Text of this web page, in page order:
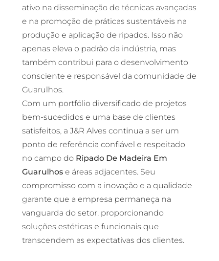
ativo na disseminação de técnicas avançadas
e na promoção de práticas sustentáveis na
produção e aplicação de ripados. Isso não
apenas eleva o padrão da indústria, mas
também contribui para o desenvolvimento
consciente e responsável da comunidade de
Guarulhos.
Com um portfólio diversificado de projetos
bem-sucedidos e uma base de clientes
satisfeitos, a J&R Alves continua a ser um
ponto de referência confiável e respeitado
no campo do Ripado De Madeira Em
Guarulhose áreas adjacentes. Seu
compromisso com a inovação e a qualidade
garante que a empresa permaneça na
vanguarda do setor, proporcionando
soluções estéticas e funcionais que
transcendem as expectativas dos clientes.